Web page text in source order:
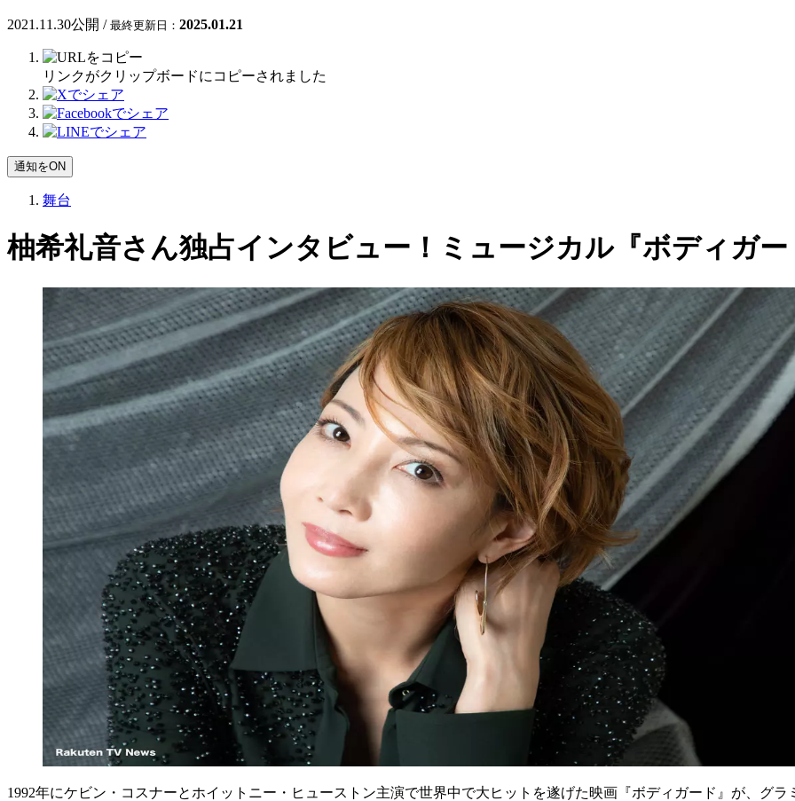
2021.11.30公開 / 最終更新日： 2025.01.21
リンクがクリップボードにコピーされました
通知をON
舞台
柚希礼音さん独占インタビュー！ミュージカル『ボディガ
1992年にケビン・コスナーとホイットニー・ヒューストン主演で世界中で大ヒットを遂げた映画『ボディガード』が、グ